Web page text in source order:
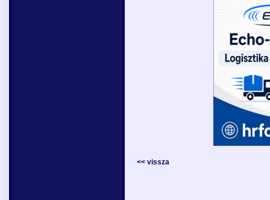
<< vissza